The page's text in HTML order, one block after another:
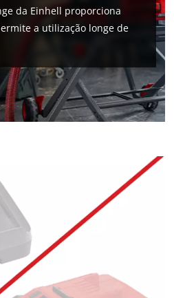
do seu consentimento para
o serviço Google Maps!
is not permitted to load due
da Einhell proporciona
a utilização longe de